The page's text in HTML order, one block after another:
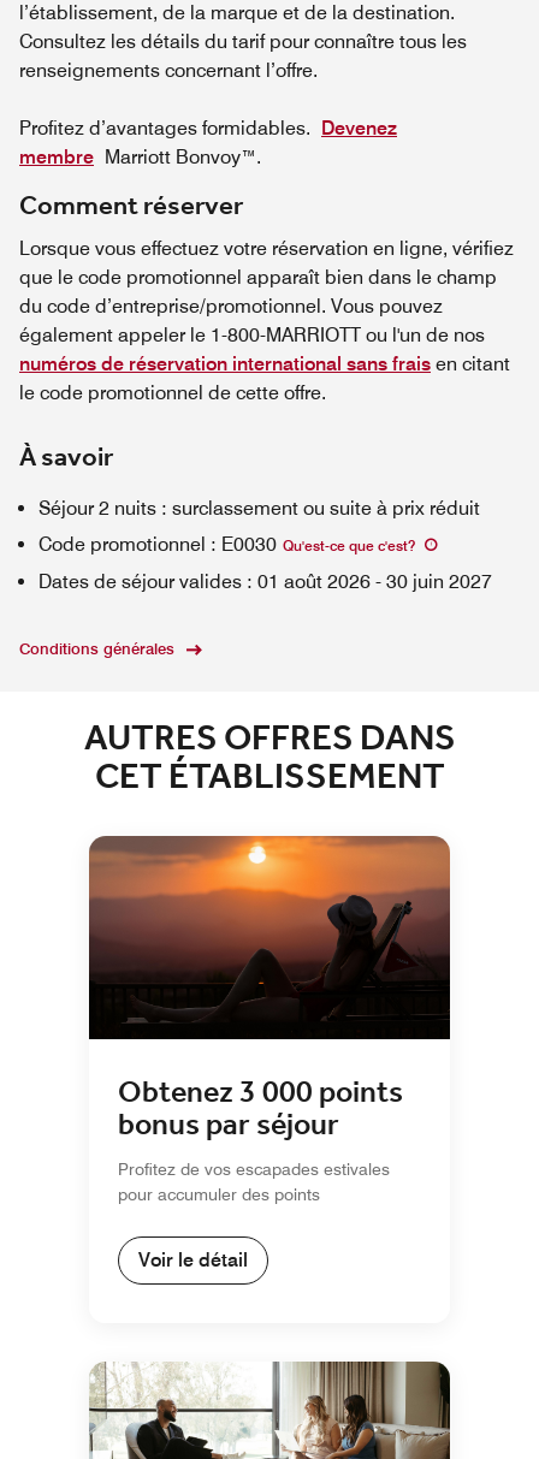
l’établissement, de la marque et de la destination.
Consultez les détails du tarif pour connaître tous les
renseignements concernant l’offre.
Profitez d’avantages formidables. Devenez
membre Marriott Bonvoy™.
Comment réserver
Lorsque vous effectuez votre réservation en ligne, vérifiez
que le code promotionnel apparaît bien dans le champ
du code d’entreprise/promotionnel. Vous pouvez
également appeler le 1-800-MARRIOTT ou l'un de nos
numéros de réservation international sans frais en citant
le code promotionnel de cette offre.
À savoir
Séjour 2 nuits : surclassement ou suite à prix réduit
Code promotionnel : E0030 Qu'est-ce que c'est?
Dates de séjour valides : 01 août 2026 - 30 juin 2027
Conditions générales
AUTRES OFFRES DANS
CET ÉTABLISSEMENT
Obtenez 3 000 points
bonus par séjour
Profitez de vos escapades estivales
pour accumuler des points
Voir le détail